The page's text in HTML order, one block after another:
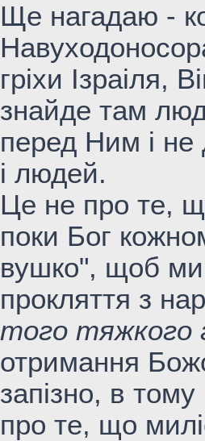
Ще нагадаю -
гріхи Ізраіля,
знайде там
перед Ним і не
і людей.
Це не про те,
поки Бог
вушко", щоб ми
прокляття з
того тяжкого
отримання
запізно, в
про те, що